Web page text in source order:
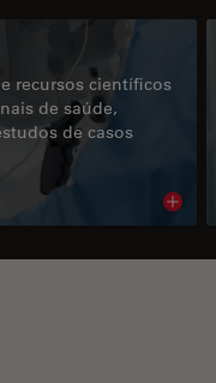
recursos científicos
de saúde,
de casos